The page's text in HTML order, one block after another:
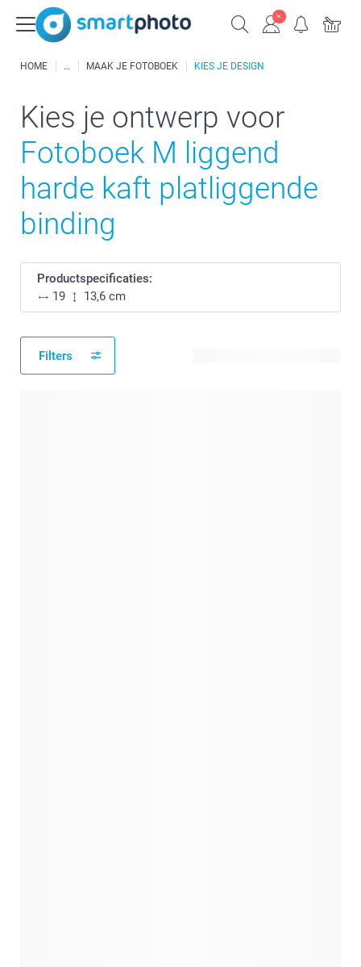
HOME MAAK JE FOTOBOEK KIES JE DESIGN
Kies je ontwerp voor
Fotoboek M liggend
harde kaft platliggende
binding
Productspecificaties:
19
13,6 cm
Filters